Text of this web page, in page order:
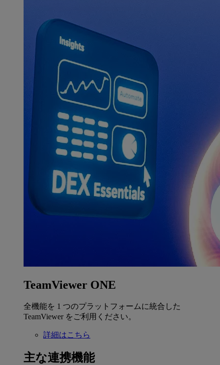
TeamViewer ONE
全機能を 1 つのプラットフォームに統合した
TeamViewer をご利用ください。
詳細はこちら
主な連携機能